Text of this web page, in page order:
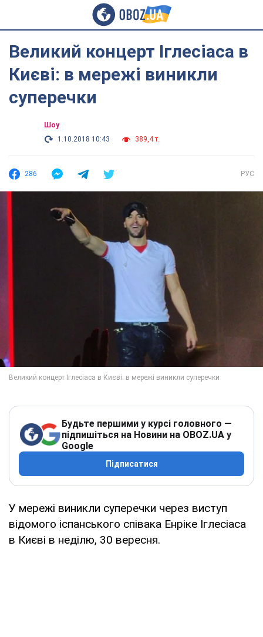
Великий концерт Іглесіаса в
Києві: в мережі виникли
суперечки
Шоу
1.10.2018 10:43
389,4 т.
286 РУС
Будьте першими у курсі головного —
підпишіться на Новини на OBOZ.UA у
Google
Підписатися
У мережі виникли суперечки через виступ
відомого іспанського співака Енріке Іглесіаса
в Києві в неділю, 30 вересня.